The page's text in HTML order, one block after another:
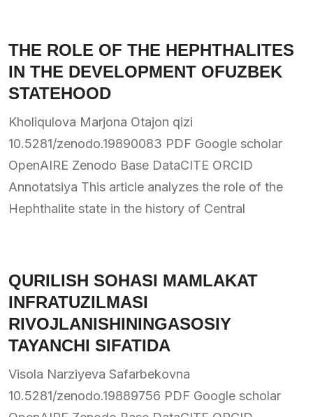
THE ROLE OF THE HEPHTHALITES
IN THE DEVELOPMENT OFUZBEK
STATEHOOD
Kholiqulova Marjona Otajon qizi
10.5281/zenodo.19890083 PDF Google scholar
OpenAIRE Zenodo Base DataCITE ORCID
Annotatsiya This article analyzes the role of the
Hephthalite state in the history of Central
QURILISH SOHASI MAMLAKAT
INFRATUZILMASI
RIVOJLANISHININGASOSIY
TAYANCHI SIFATIDA
Visola Narziyeva Safarbekovna
10.5281/zenodo.19889756 PDF Google scholar